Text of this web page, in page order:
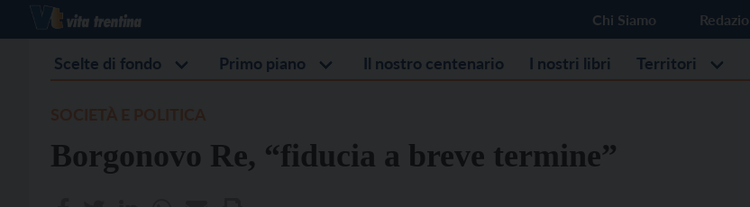
Chi Siamo
Scelte di fondo Primo piano Il nostro centenario I nostri libri Territori
Borgonovo Re, “fiducia a breve termine”